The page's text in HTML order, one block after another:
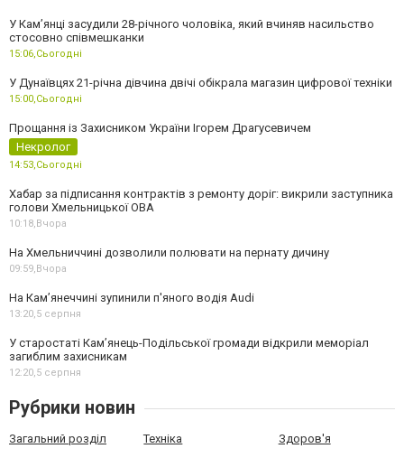
У Камʼянці засудили 28-річного чоловіка, який вчиняв насильство
стосовно співмешканки
15:06,Сьогодні
У Дунаївцях 21-річна дівчина двічі обікрала магазин цифрової техніки
15:00,Сьогодні
Прощання із Захисником України Ігорем Драгусевичем
Некролог
14:53,Сьогодні
Хабар за підписання контрактів з ремонту доріг: викрили заступника
голови Хмельницької ОВА
10:18,Вчора
На Хмельниччині дозволили полювати на пернату дичину
09:59,Вчора
На Камʼянеччині зупинили п'яного водія Audi
13:20,5 серпня
У старостаті Кам’янець-Подільської громади відкрили меморіал
загиблим захисникам
12:20,5 серпня
Рубрики новин
Загальний розділ Техніка Здоров'я